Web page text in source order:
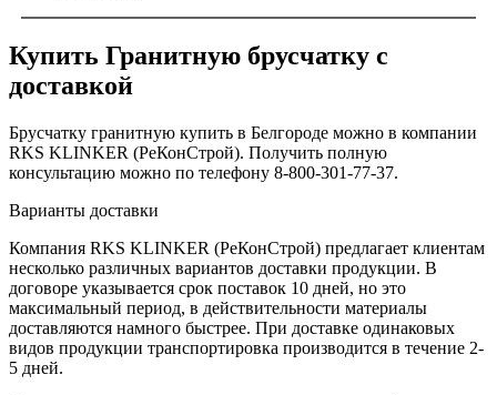
Купить Гранитную брусчатку c
доставкой
Брусчатку гранитную купить в Белгороде можно в компании
RKS KLINKER (РеКонСтрой). Получить полную
консультацию можно по телефону 8-800-301-77-37.
Варианты доставки
Компания RKS KLINKER (РеКонСтрой) предлагает клиентам
несколько различных вариантов доставки продукции. В
договоре указывается срок поставок 10 дней, но это
максимальный период, в действительности материалы
доставляются намного быстрее. При доставке одинаковых
видов продукции транспортировка производится в течение 2-
5 дней.